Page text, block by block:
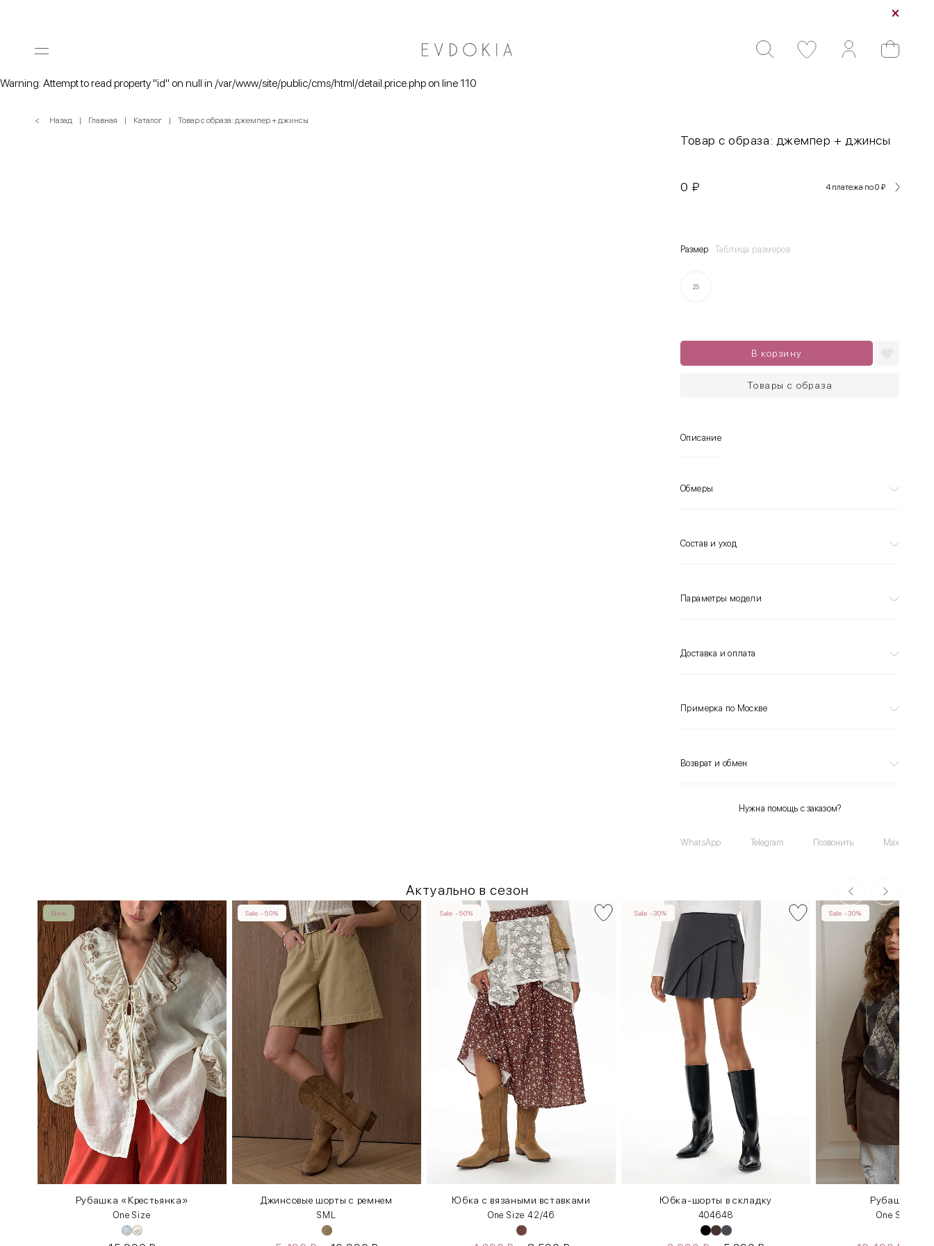
Warning: Attempt to read property "id" on null in /var/www/site/public/cms/html/detail.price.php on line 110
< Назад Главная Каталог Товар с образа: джемпер + джинсы
Товар с образа: джемпер + джинсы
0 ₽ 4 платежа по 0 ₽
Размер Таблица размеров
25
В корзину
Товары с образа
Описание
Обмеры
Состав и уход
Параметры модели
Доставка и оплата
Примерка по Москве
Возврат и обмен
Нужна помощь с заказом?
WhatsApp Telegram Позвонить Max
Актуально в сезон
New
Рубашка «Крестьянка»
One Size
Sale -50%
Джинсовые шорты с ремнем
S M L
Sale -50%
Юбка с вязаными вставками
One Size 42/46
Sale -30%
Юбка-шорты в складку
404648
Sale -30%
Рубашка
One Size